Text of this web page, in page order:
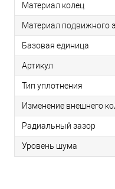
Материал колец
Материал подвижного
Базовая единица
Артикул
Тип уплотнения
Изменение внешнего
Радиальный зазор
Уровень шума